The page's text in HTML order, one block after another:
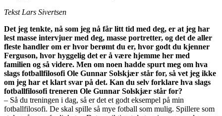
Tekst Lars Sivertsen
Det jeg tenkte, nå som jeg nå får litt tid med deg, er at jeg har
lest masse intervjuer med deg, masse portretter, og det de aller
fleste handler om er hvor berømt du er, hvor godt du kjenner
Ferguson, hvor hyggelig det er å være hjemme her med
familien og så videre. Men om noen hadde spurt meg om hva
slags fotballfilosofi Ole Gunnar Solskjær står for, så vet jeg ikke
om jeg har et klart svar på det. Kan du selv forklare hva slags
fotballfilosofi treneren Ole Gunnar Solskjær står for?
– Så du treningen i dag, så er det et godt eksempel på min
fotballfilosofi. De skal spille så mye fotball som mulig. Spillere som